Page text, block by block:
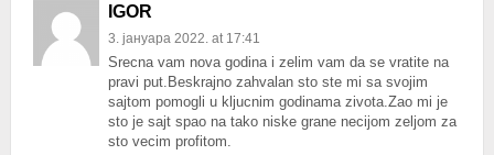
IGOR
3. јануара 2022. at 17:41
Srecna vam nova godina i zelim vam da se vratite na
pravi put.Beskrajno zahvalan sto ste mi sa svojim
sajtom pomogli u kljucnim godinama zivota.Zao mi je
sto je sajt spao na tako niske grane necijom zeljom za
sto vecim profitom.